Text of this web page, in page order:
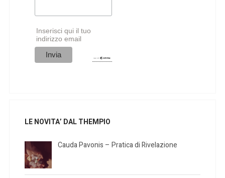
Inserisci qui il tuo
indirizzo email
LE NOVITA’ DAL THEMPIO
Cauda Pavonis – Pratica di Rivelazione